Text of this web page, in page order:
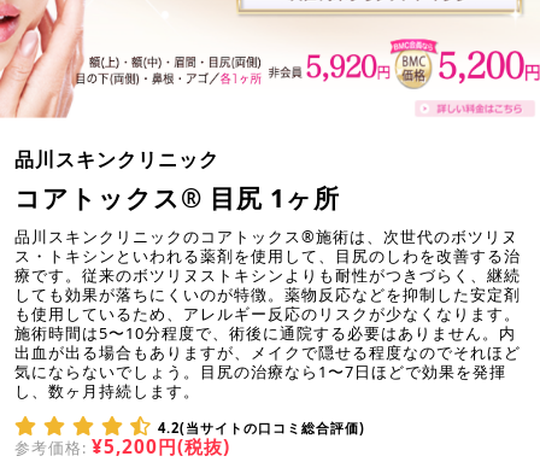
品川スキンクリニック
コアトックス® 目尻 1ヶ所
品川スキンクリニックのコアトックス®施術は、次世代のボツリヌ
ス・トキシンといわれる薬剤を使用して、目尻のしわを改善する治
療です。従来のボツリヌストキシンよりも耐性がつきづらく、継続
しても効果が落ちにくいのが特徴。薬物反応などを抑制した安定剤
も使用しているため、アレルギー反応のリスクが少なくなります。
施術時間は5〜10分程度で、術後に通院する必要はありません。内
出血が出る場合もありますが、メイクで隠せる程度なのでそれほど
気にならないでしょう。目尻の治療なら1〜7日ほどで効果を発揮
し、数ヶ月持続します。
4.2(当サイトの口コミ総合評価)
参考価格: ¥5,200円(税抜)